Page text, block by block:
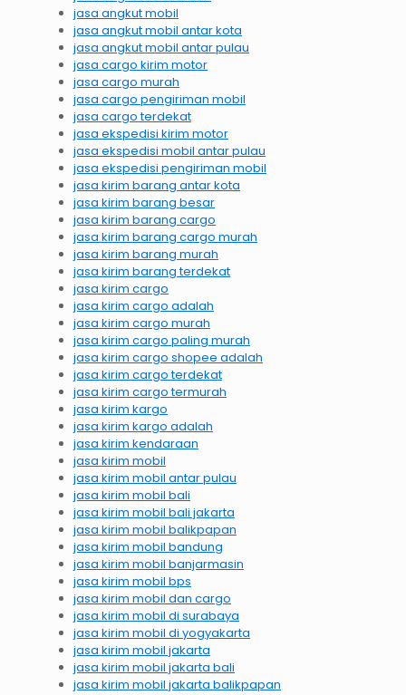
jasa angkut mobil
jasa angkut mobil antar kota
jasa angkut mobil antar pulau
jasa cargo kirim motor
jasa cargo murah
jasa cargo pengiriman mobil
jasa cargo terdekat
jasa ekspedisi kirim motor
jasa ekspedisi mobil antar pulau
jasa ekspedisi pengiriman mobil
jasa kirim barang antar kota
jasa kirim barang besar
jasa kirim barang cargo
jasa kirim barang cargo murah
jasa kirim barang murah
jasa kirim barang terdekat
jasa kirim cargo
jasa kirim cargo adalah
jasa kirim cargo murah
jasa kirim cargo paling murah
jasa kirim cargo shopee adalah
jasa kirim cargo terdekat
jasa kirim cargo termurah
jasa kirim kargo
jasa kirim kargo adalah
jasa kirim kendaraan
jasa kirim mobil
jasa kirim mobil antar pulau
jasa kirim mobil bali
jasa kirim mobil bali jakarta
jasa kirim mobil balikpapan
jasa kirim mobil bandung
jasa kirim mobil banjarmasin
jasa kirim mobil bps
jasa kirim mobil dan cargo
jasa kirim mobil di surabaya
jasa kirim mobil di yogyakarta
jasa kirim mobil jakarta
jasa kirim mobil jakarta bali
jasa kirim mobil jakarta balikpapan